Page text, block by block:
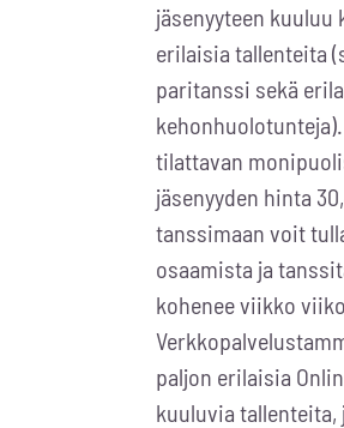
jäsenyyteen kuuluu
erilaisia tallenteita
paritanssi sekä
tilattavan
jäsenyyden hinta
tanssimaan voit
osaamista ja
kohenee viikko
paljon erilaisia
kuuluvia